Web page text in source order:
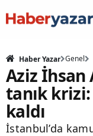
Haber Yazar Genel
Aziz İhsan
tanık
kaldı
İstanbul’da